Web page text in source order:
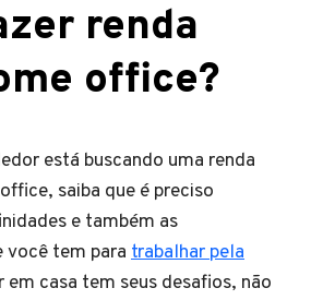
renda
office?
está buscando uma renda
saiba que é preciso
e também as
você tem para trabalhar pela
em casa tem seus desafios, não